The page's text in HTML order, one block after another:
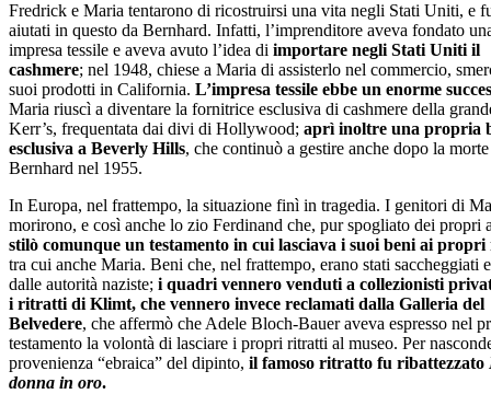
Fredrick e Maria tentarono di ricostruirsi una vita negli Stati Uniti, e
aiutati in questo da Bernhard. Infatti, l’imprenditore aveva fondato
impresa tessile e aveva avuto l’idea di importare negli Stati Uniti il
cashmere; nel 1948, chiese a Maria di assisterlo nel commercio,
suoi prodotti in California. L’impresa tessile ebbe un enorme
Maria riuscì a diventare la fornitrice esclusiva di cashmere della
Kerr’s, frequentata dai divi di Hollywood; aprì inoltre una propria
esclusiva a Beverly Hills, che continuò a gestire anche dopo la
Bernhard nel 1955.
In Europa, nel frattempo, la situazione finì in tragedia. I genitori di
morirono, e così anche lo zio Ferdinand che, pur spogliato dei propri
stilò comunque un testamento in cui lasciava i suoi beni ai
tra cui anche Maria. Beni che, nel frattempo, erano stati saccheggiati
dalle autorità naziste; i quadri vennero venduti a collezionisti
i ritratti di Klimt, che vennero invece reclamati dalla Galleria del
Belvedere, che affermò che Adele Bloch-Bauer aveva espresso nel
testamento la volontà di lasciare i propri ritratti al museo. Per
provenienza “ebraica” del dipinto, il famoso ritratto fu ribattezzato
donna in oro.